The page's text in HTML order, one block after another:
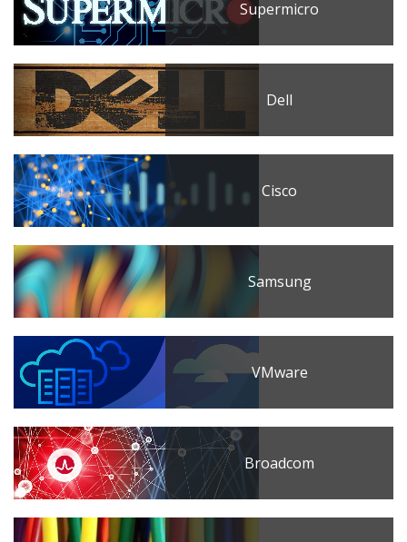
Supermicro
Dell
Cisco
Samsung
VMware
Broadcom